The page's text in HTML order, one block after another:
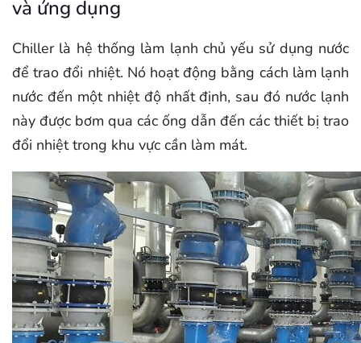
và ứng dụng
Chiller là hệ thống làm lạnh chủ yếu sử dụng nước
để trao đổi nhiệt. Nó hoạt động bằng cách làm lạnh
nước đến một nhiệt độ nhất định, sau đó nước lạnh
này được bơm qua các ống dẫn đến các thiết bị trao
đổi nhiệt trong khu vực cần làm mát.